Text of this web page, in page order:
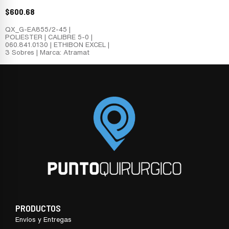
$600.68
QX_G-EA855/2-45 |
POLIESTER | CALIBRE 5-0 |
060.841.0130 | ETHIBON EXCEL |
3 Sobres | Marca: Atramat
PRODUCTOS
Envíos y Entregas